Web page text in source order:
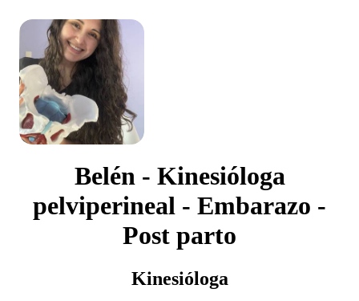
Belén - Kinesióloga
pelviperineal - Embarazo -
Post parto
Kinesióloga